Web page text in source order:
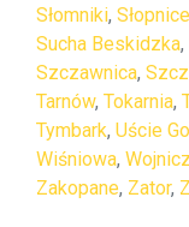
Słomniki, Słopnice
Sucha Beskidzka,
Szczawnica,
Tarnów, Tokarnia,
Tymbark, Uście
Wiśniowa, Wojnicz
Zakopane, Zator,